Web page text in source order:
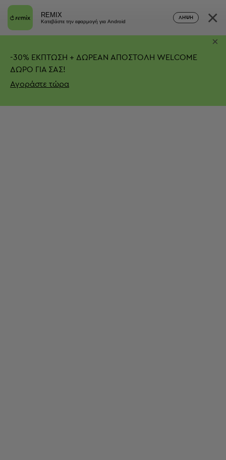
REMIX
Κατεβάστε την εφαρμογή για Android
ΛΉΨΗ ×
-30% ΕΚΠΤΩΣΗ + ΔΩΡΕΑΝ ΑΠΟΣΤΟΛΗ WELCOME
ΔΩΡΟ ΓΙΑ ΣΑΣ!
Αγοράστε τώρα
×